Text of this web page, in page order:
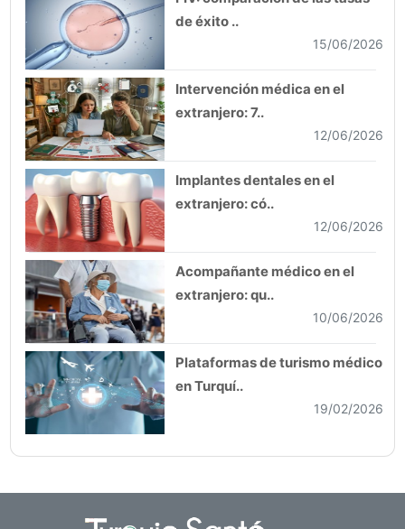
de éxito ..
15/06/2026
Intervención médica en el
extranjero: 7..
12/06/2026
Implantes dentales en el
extranjero: có..
12/06/2026
Acompañante médico en el
extranjero: qu..
10/06/2026
Plataformas de turismo médico
en Turquí..
19/02/2026